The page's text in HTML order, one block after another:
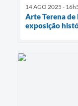
14 AGO 2025 -
Arte Terena de
exposição